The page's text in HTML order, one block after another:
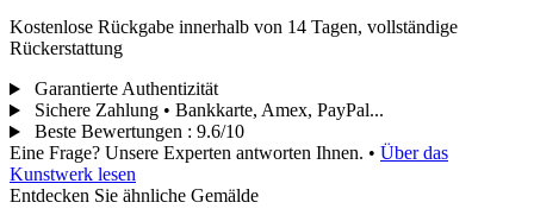
Kostenlose Rückgabe innerhalb von 14 Tagen, vollständige
Rückerstattung
Garantierte Authentizität
Sichere Zahlung • Bankkarte, Amex, PayPal...
Beste Bewertungen : 9.6/10
Eine Frage? Unsere Experten antworten Ihnen. • Über das
Kunstwerk lesen
Entdecken Sie ähnliche Gemälde